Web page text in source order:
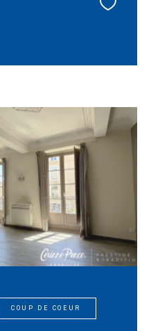
COUP DE COEUR